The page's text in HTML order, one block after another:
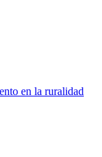
en la ruralidad